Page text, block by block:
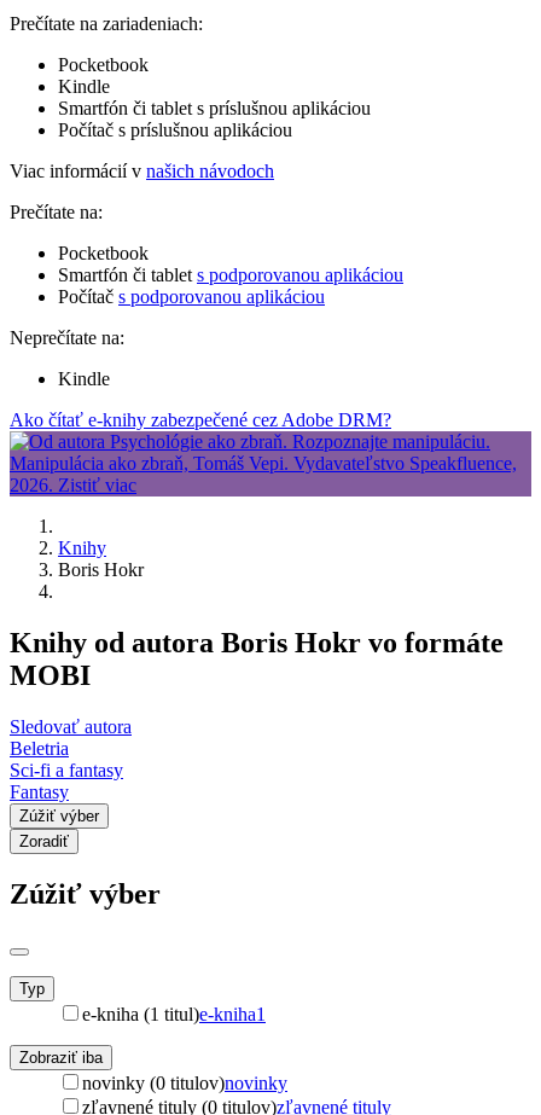
Prečítate na zariadeniach:
Pocketbook
Kindle
Smartfón či tablet s príslušnou aplikáciou
Počítač s príslušnou aplikáciou
Viac informácií v našich návodoch
Prečítate na:
Pocketbook
Smartfón či tablet s podporovanou aplikáciou
Počítač s podporovanou aplikáciou
Neprečítate na:
Kindle
Ako čítať e-knihy zabezpečené cez Adobe DRM?
Knihy
Boris Hokr
Knihy od autora Boris Hokr vo formáte
MOBI
Sledovať autora
Beletria
Sci-fi a fantasy
Fantasy
Zúžiť výber
Zoradiť
Zúžiť výber
Typ
e-kniha (1 titul)e-kniha1
Zobraziť iba
novinky (0 titulov)novinky
zľavnené tituly (0 titulov)zľavnené tituly